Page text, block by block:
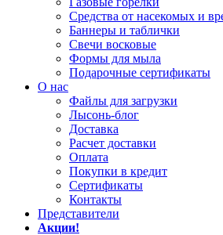
Средства от насекомых и
Баннеры и таблички
Свечи восковые
Формы для мыла
Подарочные сертификаты
О нас
Файлы для загрузки
Лысонь-блог
Доставка
Расчет доставки
Оплата
Покупки в кредит
Сертификаты
Контакты
Представители
Акции!